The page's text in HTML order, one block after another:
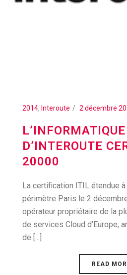
2014, Interoute 2 décembre
D’INTEROUTE
20000
La certification ITIL étendue à
périmètre Paris le 2
opérateur propriétaire de la
de services Cloud d’Europe,
de [...]
READ